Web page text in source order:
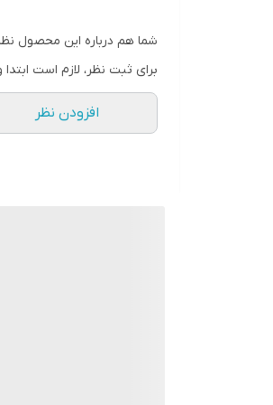
شما هم درباره این محصول
برای ثبت نظر، لازم است
افزودن نظر